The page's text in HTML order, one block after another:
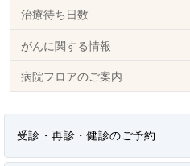
治療待ち日数
がんに関する情報
病院フロアのご案内
受診・再診・健診のご予約